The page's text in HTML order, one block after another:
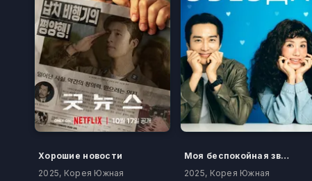
Хорошие новости
2025, Корея Южная
Моя беспокойная звезда
2025, Корея Южная